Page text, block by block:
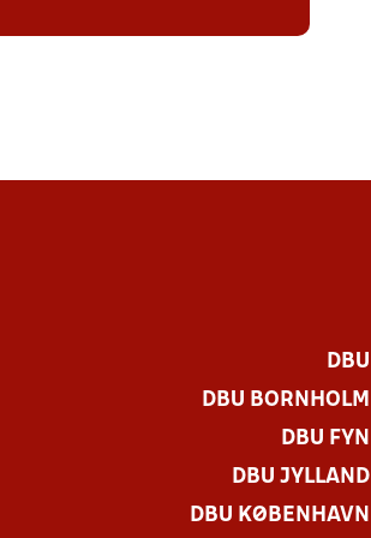
DBU
DBU BORNHOLM
DBU FYN
DBU JYLLAND
DBU KØBENHAVN